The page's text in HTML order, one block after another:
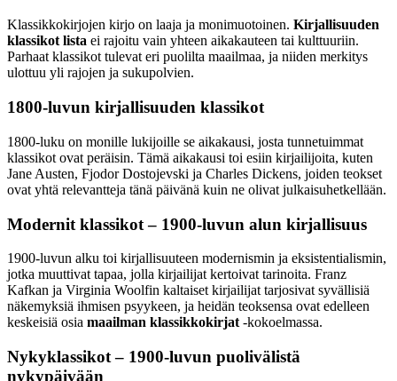
Klassikkokirjojen kirjo on laaja ja monimuotoinen. Kirjallisuuden
klassikot lista ei rajoitu vain yhteen aikakauteen tai kulttuuriin.
Parhaat klassikot tulevat eri puolilta maailmaa, ja niiden merkitys
ulottuu yli rajojen ja sukupolvien.
1800-luvun kirjallisuuden klassikot
1800-luku on monille lukijoille se aikakausi, josta tunnetuimmat
klassikot ovat peräisin. Tämä aikakausi toi esiin kirjailijoita, kuten
Jane Austen, Fjodor Dostojevski ja Charles Dickens, joiden teokset
ovat yhtä relevantteja tänä päivänä kuin ne olivat julkaisuhetkellään.
Modernit klassikot – 1900-luvun alun kirjallisuus
1900-luvun alku toi kirjallisuuteen modernismin ja eksistentialismin,
jotka muuttivat tapaa, jolla kirjailijat kertoivat tarinoita. Franz
Kafkan ja Virginia Woolfin kaltaiset kirjailijat tarjosivat syvällisiä
näkemyksiä ihmisen psyykeen, ja heidän teoksensa ovat edelleen
keskeisiä osia maailman klassikkokirjat -kokoelmassa.
Nykyklassikot – 1900-luvun puolivälistä
nykypäivään